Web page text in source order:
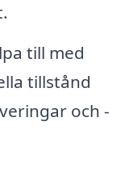
till med
tillstånd
och -